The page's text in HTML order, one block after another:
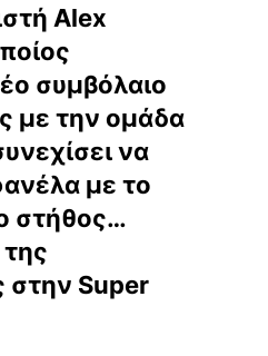
Alex
συμβόλαιο
με την ομάδα
να
με το
στήθος…
στην Super